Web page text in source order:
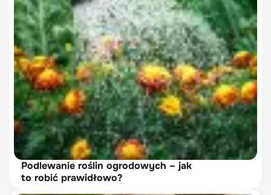
Podlewanie roślin ogrodowych – jak
to robić prawidłowo?